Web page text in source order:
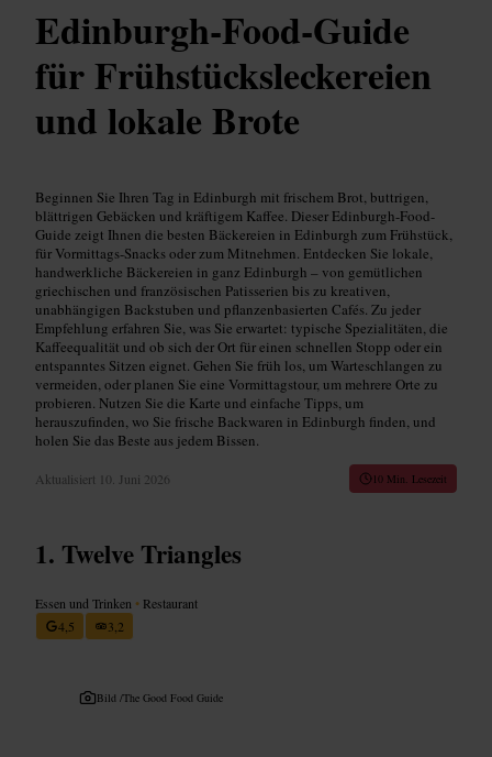
Edinburgh-Food-Guide
für Frühstücksleckereien
und lokale Brote
Beginnen Sie Ihren Tag in Edinburgh mit frischem Brot, buttrigen,
blättrigen Gebäcken und kräftigem Kaffee. Dieser Edinburgh-Food-
Guide zeigt Ihnen die besten Bäckereien in Edinburgh zum Frühstück,
für Vormittags-Snacks oder zum Mitnehmen. Entdecken Sie lokale,
handwerkliche Bäckereien in ganz Edinburgh – von gemütlichen
griechischen und französischen Patisserien bis zu kreativen,
unabhängigen Backstuben und pflanzenbasierten Cafés. Zu jeder
Empfehlung erfahren Sie, was Sie erwartet: typische Spezialitäten, die
Kaffeequalität und ob sich der Ort für einen schnellen Stopp oder ein
entspanntes Sitzen eignet. Gehen Sie früh los, um Warteschlangen zu
vermeiden, oder planen Sie eine Vormittagstour, um mehrere Orte zu
probieren. Nutzen Sie die Karte und einfache Tipps, um
herauszufinden, wo Sie frische Backwaren in Edinburgh finden, und
holen Sie das Beste aus jedem Bissen.
Aktualisiert 10. Juni 2026 10 Min. Lesezeit
Twelve Triangles
Essen und Trinken • Restaurant
4,5
3,2
Bild /The Good Food Guide